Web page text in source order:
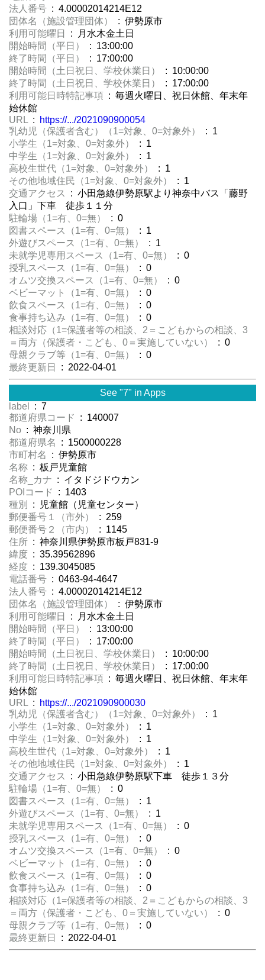
法人番号 : 4.00002014214E12
団体名（施設管理団体）
: 伊勢原市
利用可能曜日
: 月水木金土日
開始時間（平日）
: 13:00:00
終了時間（平日）
: 17:00:00
開始時間（土日祝日、学校休業日）
: 10:00:00
終了時間（土日祝日、学校休業日）
: 17:00:00
利用可能日時特記事項 : 毎週火曜日、祝日休館、年末年
始休館
URL :
https://.../2021090900054
乳幼児（保護者含む）（1=対象、0=対象外）
: 1
小学生（1=対象、0=対象外）
: 1
中学生（1=対象、0=対象外）
: 1
高校生世代（1=対象、0=対象外）
: 1
その他地域住民（1=対象、0=対象外）
: 1
交通アクセス
: 小田急線伊勢原駅より神奈中バス「藤野
入口」下車 徒歩１１分
駐輪場（1=有、0=無）
: 0
図書スペース（1=有、0=無）
: 1
外遊びスペース（1=有、0=無）
: 1
未就学児専用スペース（1=有、0=無）
: 0
授乳スペース（1=有、0=無）
: 0
オムツ交換スペース（1=有、0=無）
: 0
ベビーマット（1=有、0=無）
: 0
飲食スペース（1=有、0=無）
: 0
食事持ち込み（1=有、0=無）
: 0
相談対応（1=保護者等の相談、2＝こどもからの相談、3
＝両方（保護者・こども、0＝実施していない）
: 0
母親クラブ等（1=有、0=無）
: 0
最終更新日
: 2022-04-01
See "7" in Apps
label
: 7
都道府県コード
: 140007
No : 神奈川県
都道府県名
: 1500000228
市町村名
: 伊勢原市
名称 : 板戸児童館
名称_カナ : イタドジドウカン
POIコード
: 1403
種別
: 児童館（児童センター）
郵便番号１（市外）
: 259
郵便番号２（市内）
: 1145
住所 : 神奈川県伊勢原市板戸831-9
緯度 : 35.39562896
経度 : 139.3045085
電話番号 : 0463-94-4647
法人番号 : 4.00002014214E12
団体名（施設管理団体）
: 伊勢原市
利用可能曜日
: 月水木金土日
開始時間（平日）
: 13:00:00
終了時間（平日）
: 17:00:00
開始時間（土日祝日、学校休業日）
: 10:00:00
終了時間（土日祝日、学校休業日）
: 17:00:00
利用可能日時特記事項 : 毎週火曜日、祝日休館、年末年
始休館
URL :
https://.../2021090900030
乳幼児（保護者含む）（1=対象、0=対象外）
: 1
小学生（1=対象、0=対象外）
: 1
中学生（1=対象、0=対象外）
: 1
高校生世代（1=対象、0=対象外）
: 1
その他地域住民（1=対象、0=対象外）
: 1
交通アクセス
: 小田急線伊勢原駅下車 徒歩１３分
駐輪場（1=有、0=無）
: 0
図書スペース（1=有、0=無）
: 1
外遊びスペース（1=有、0=無）
: 1
未就学児専用スペース（1=有、0=無）
: 0
授乳スペース（1=有、0=無）
: 0
オムツ交換スペース（1=有、0=無）
: 0
ベビーマット（1=有、0=無）
: 0
飲食スペース（1=有、0=無）
: 0
食事持ち込み（1=有、0=無）
: 0
相談対応（1=保護者等の相談、2＝こどもからの相談、3
＝両方（保護者・こども、0＝実施していない）
: 0
母親クラブ等（1=有、0=無）
: 0
最終更新日
: 2022-04-01